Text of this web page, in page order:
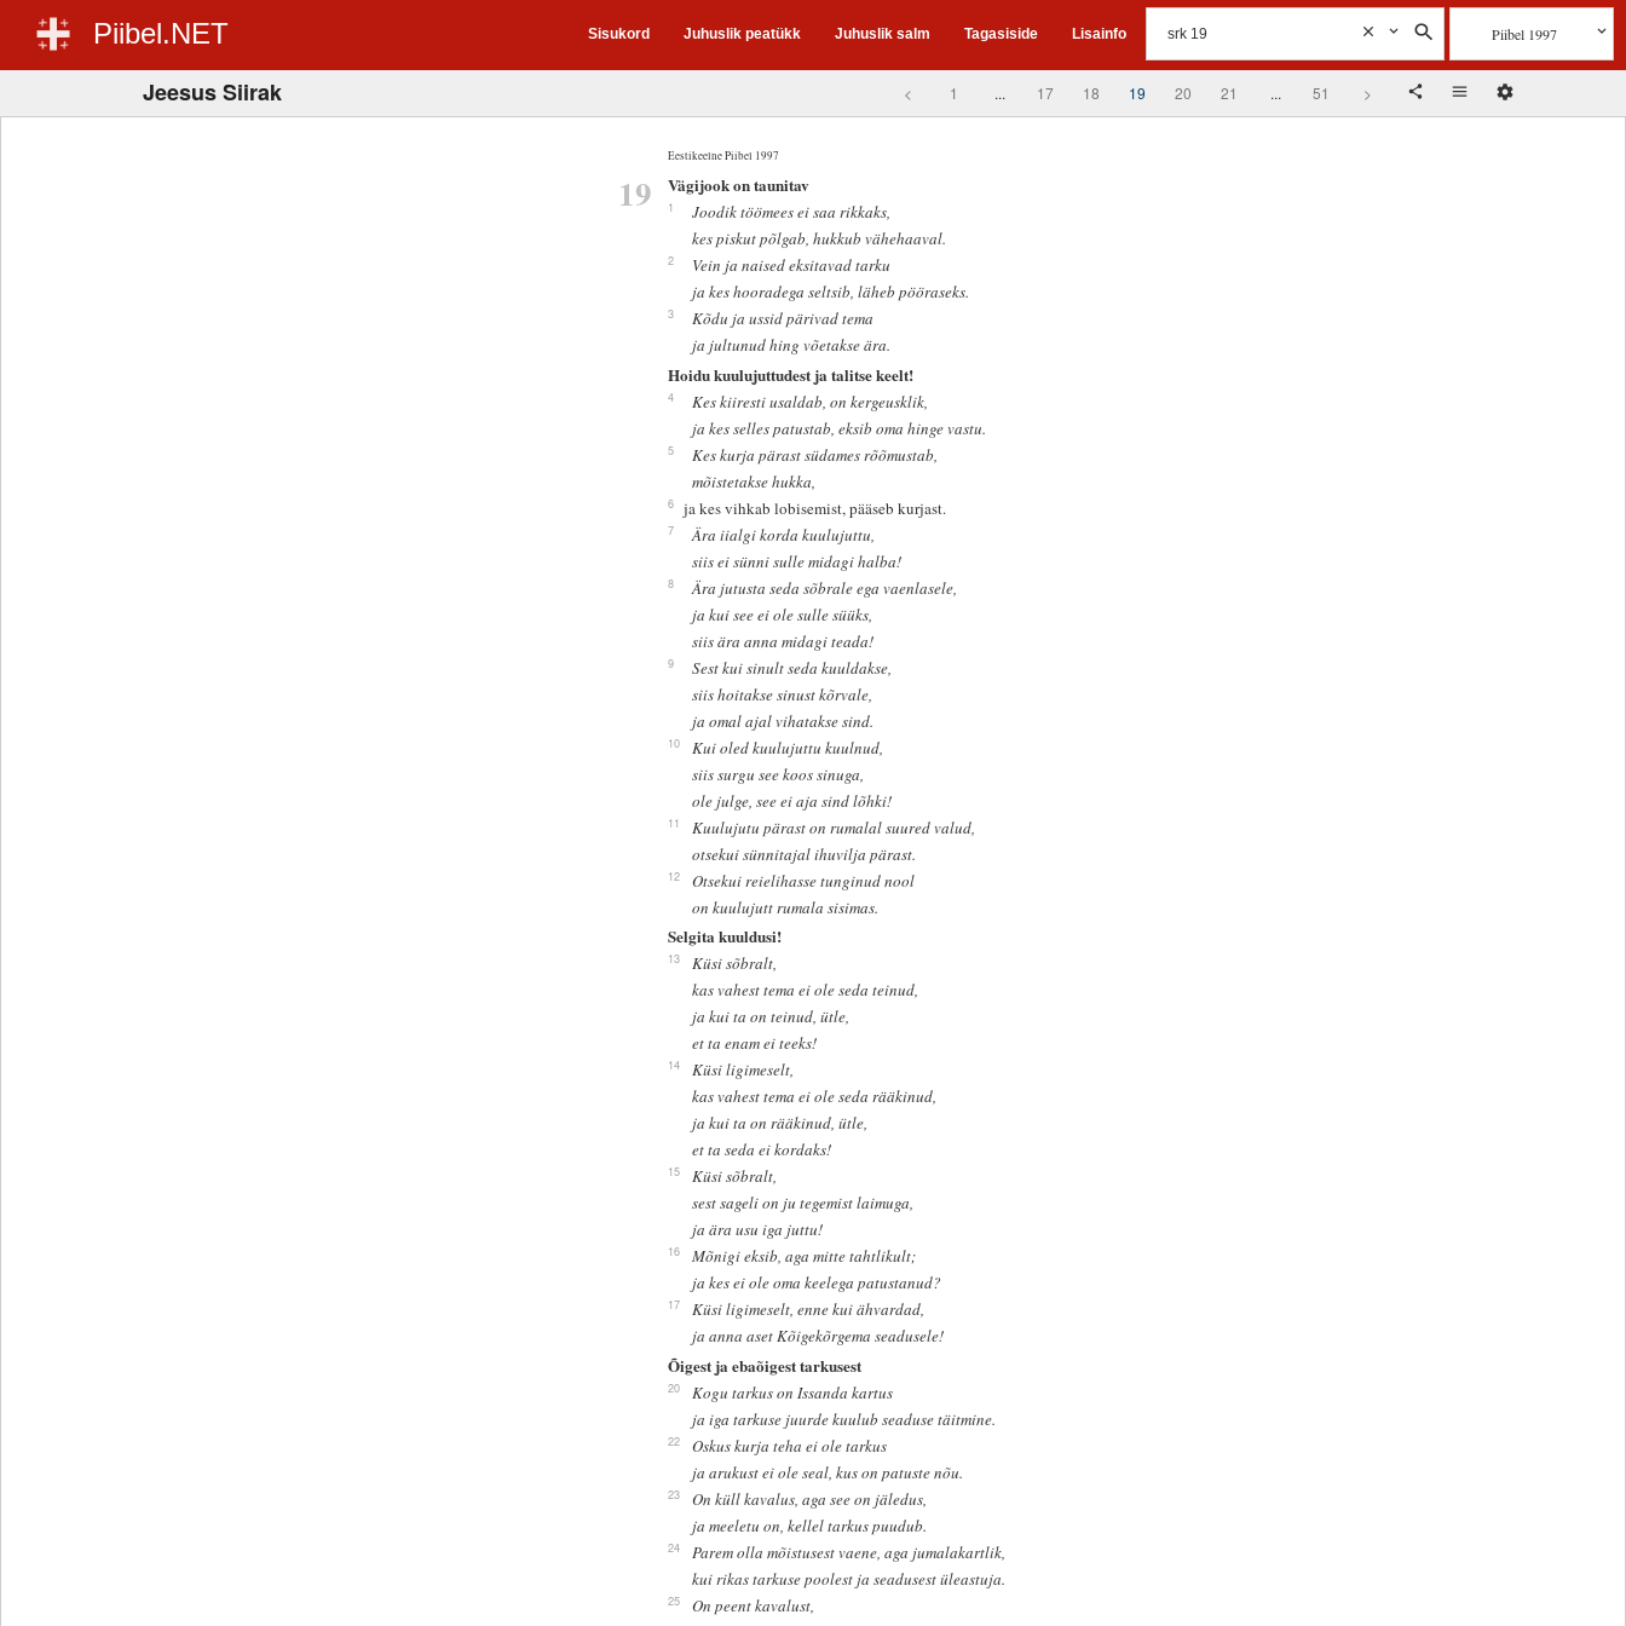
Piibel.NET Sisukord Juhuslik peatükk Juhuslik salm Tagasiside Lisainfo Piibel 1997
Jeesus Siirak < 1 ... 17 18 19 20 21 ... 51 >
Eestikeelne Piibel 1997
19 Vägijook on taunitav
1
Joodik töömees ei saa rikkaks,
kes piskut põlgab, hukkub vähehaaval.
2
Vein ja naised eksitavad tarku
ja kes hooradega seltsib, läheb pööraseks.
3
Kõdu ja ussid pärivad tema
ja jultunud hing võetakse ära.
Hoidu kuulujuttudest ja talitse keelt!
4
Kes kiiresti usaldab, on kergeusklik,
ja kes selles patustab, eksib oma hinge vastu.
5
Kes kurja pärast südames rõõmustab,
mõistetakse hukka,
6 ja kes vihkab lobisemist, pääseb kurjast.
7
Ära iialgi korda kuulujuttu,
siis ei sünni sulle midagi halba!
8
Ära jutusta seda sõbrale ega vaenlasele,
ja kui see ei ole sulle süüks,
siis ära anna midagi teada!
9
Sest kui sinult seda kuuldakse,
siis hoitakse sinust kõrvale,
ja omal ajal vihatakse sind.
10
Kui oled kuulujuttu kuulnud,
siis surgu see koos sinuga,
ole julge, see ei aja sind lõhki!
11
Kuulujutu pärast on rumalal suured valud,
otsekui sünnitajal ihuvilja pärast.
12
Otsekui reielihasse tunginud nool
on kuulujutt rumala sisimas.
Selgita kuuldusi!
13
Küsi sõbralt,
kas vahest tema ei ole seda teinud,
ja kui ta on teinud, ütle,
et ta enam ei teeks!
14
Küsi ligimeselt,
kas vahest tema ei ole seda rääkinud,
ja kui ta on rääkinud, ütle,
et ta seda ei kordaks!
15
Küsi sõbralt,
sest sageli on ju tegemist laimuga,
ja ära usu iga juttu!
16
Mõnigi eksib, aga mitte tahtlikult;
ja kes ei ole oma keelega patustanud?
17
Küsi ligimeselt, enne kui ähvardad,
ja anna aset Kõigekõrgema seadusele!
Õigest ja ebaõigest tarkusest
20
Kogu tarkus on Issanda kartus
ja iga tarkuse juurde kuulub seaduse täitmine.
22
Oskus kurja teha ei ole tarkus
ja arukust ei ole seal, kus on patuste nõu.
23
On küll kavalus, aga see on jäledus,
ja meeletu on, kellel tarkus puudub.
24
Parem olla mõistusest vaene, aga jumalakartlik,
kui rikas tarkuse poolest ja seadusest üleastuja.
25
On peent kavalust,